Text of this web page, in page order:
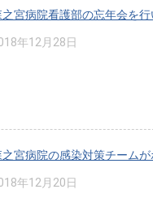
之宮病院看護部の忘年会を行
年12月28日
之宮病院の感染対策チーム
年12月20日